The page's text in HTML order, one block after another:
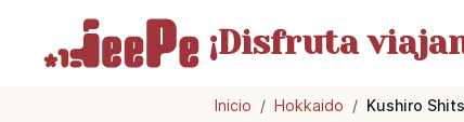
¡Disfruta
Inicio / Hokkaido / Kushiro